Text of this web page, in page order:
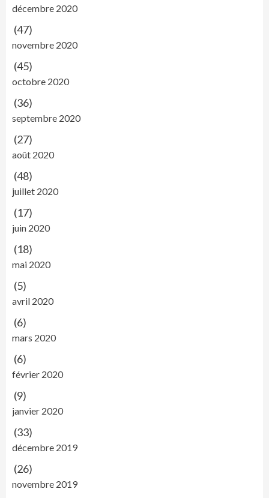
décembre 2020
(47)
novembre 2020
(45)
octobre 2020
(36)
septembre 2020
(27)
août 2020
(48)
juillet 2020
(17)
juin 2020
(18)
mai 2020
(5)
avril 2020
(6)
mars 2020
(6)
février 2020
(9)
janvier 2020
(33)
décembre 2019
(26)
novembre 2019